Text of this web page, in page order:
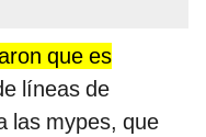
que es
líneas de
las mypes, que